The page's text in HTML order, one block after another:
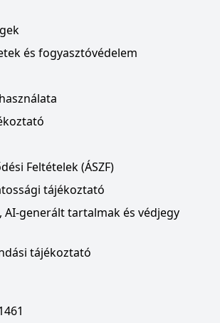
és fogyasztóvédelem
Feltételek (ÁSZF)
tájékoztató
AI-generált tartalmak és védjegy
tájékoztató